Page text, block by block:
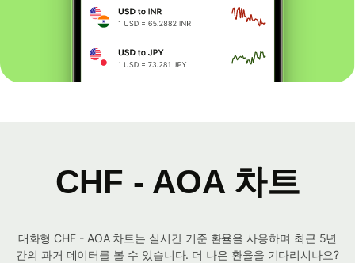
CHF - AOA 차트
대화형 CHF - AOA 차트는 실시간 기준 환율을 사용하며 최근 5년
간의 과거 데이터를 볼 수 있습니다. 더 나은 환율을 기다리시나요?